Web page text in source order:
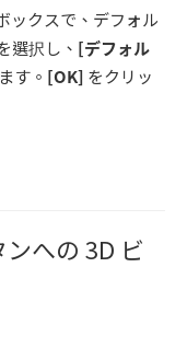
ックスで、デフォル
選択し、 [デフォル
す。 [OK] をクリッ
への 3D ビ